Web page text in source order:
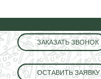
ЗАКАЗАТЬ ЗВОНОК
ОСТАВИТЬ ЗАЯВКУ